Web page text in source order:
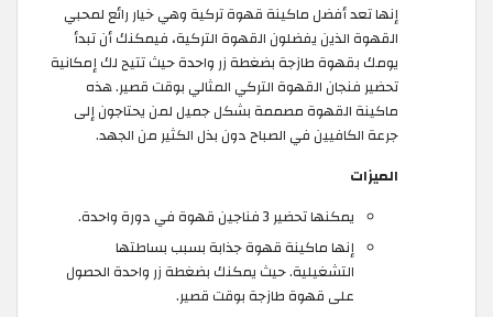
إنها تعد أفضل ماكينة قهوة تركية وهي خيار رائع لمحبي
القهوة الذين يفضلون القهوة التركية، فيمكنك أن تبدأ
يومك بقهوة طازجة بضغطة زر واحدة حيث تتيح لك إمكانية
تحضير فنجان القهوة التركي المثالي بوقت قصير. هذه
ماكينة القهوة مصممة بشكل جميل لمن يحتاجون إلى
جرعة الكافيين في الصباح دون بذل الكثير من الجهد.
الميزات
يمكنها تحضير 3 فناجين قهوة في دورة واحدة.
إنها ماكينة قهوة جذابة بسبب بساطتها
التشغيلية. حيث يمكنك بضغطة زر واحدة الحصول
على قهوة طازجة بوقت قصير.